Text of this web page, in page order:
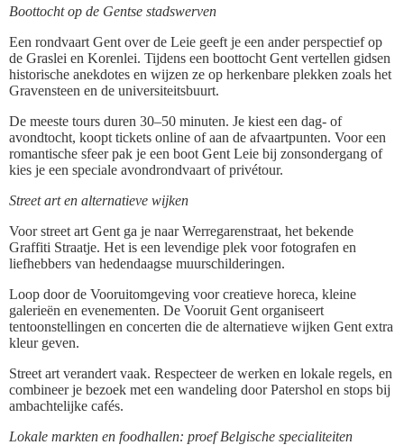
Boottocht op de Gentse stadswerven
Een rondvaart Gent over de Leie geeft je een ander perspectief op
de Graslei en Korenlei. Tijdens een boottocht Gent vertellen gidsen
historische anekdotes en wijzen ze op herkenbare plekken zoals het
Gravensteen en de universiteitsbuurt.
De meeste tours duren 30–50 minuten. Je kiest een dag- of
avondtocht, koopt tickets online of aan de afvaartpunten. Voor een
romantische sfeer pak je een boot Gent Leie bij zonsondergang of
kies je een speciale avondrondvaart of privétour.
Street art en alternatieve wijken
Voor street art Gent ga je naar Werregarenstraat, het bekende
Graffiti Straatje. Het is een levendige plek voor fotografen en
liefhebbers van hedendaagse muurschilderingen.
Loop door de Vooruitomgeving voor creatieve horeca, kleine
galerieën en evenementen. De Vooruit Gent organiseert
tentoonstellingen en concerten die de alternatieve wijken Gent extra
kleur geven.
Street art verandert vaak. Respecteer de werken en lokale regels, en
combineer je bezoek met een wandeling door Patershol en stops bij
ambachtelijke cafés.
Lokale markten en foodhallen: proef Belgische specialiteiten